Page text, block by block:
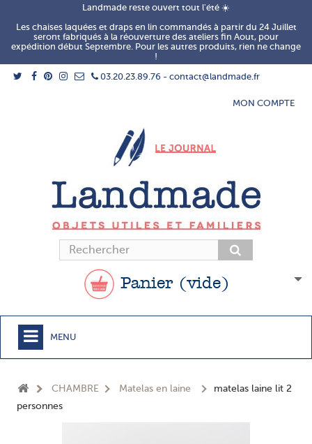
Landmade reste ouvert tout l'été ☀️
Les chaises laquées et draps en lin commandés à partir du 24 Juillet
seront fabriqués à la réouverture des ateliers fin Aout, pour
expédition début Septembre. Pour les autres produits, rien ne change
!
03.20.23.89.76 - contact@landmade.fr
MON COMPTE
Panier (vide)
MENU
CHAMBRE Matelas en laine
matelas laine lit 2
personnes